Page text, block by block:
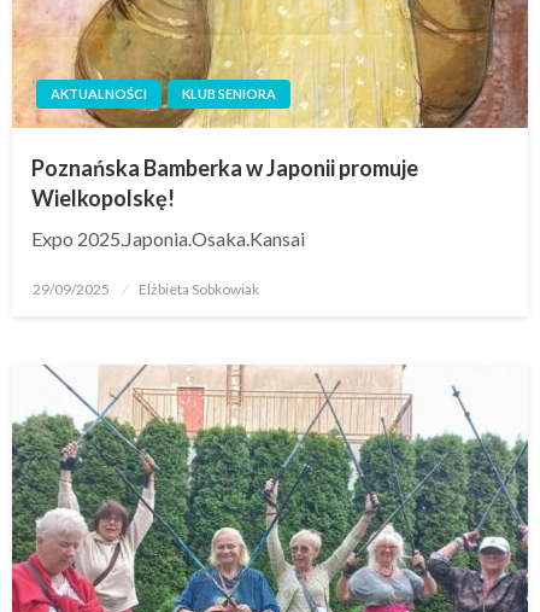
AKTUALNOŚCI KLUB SENIORA
Poznańska Bamberka w Japonii promuje
Wielkopolskę!
Expo 2025.Japonia.Osaka.Kansai
29/09/2025 Elżbieta Sobkowiak